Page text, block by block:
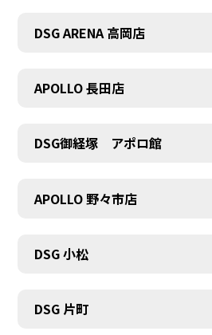
DSG ARENA 高岡店
APOLLO 長田店
DSG御経塚 アポロ館
APOLLO 野々市店
DSG 小松
DSG 片町